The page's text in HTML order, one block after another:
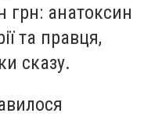
грн: анатоксин
та правця,
сказу.